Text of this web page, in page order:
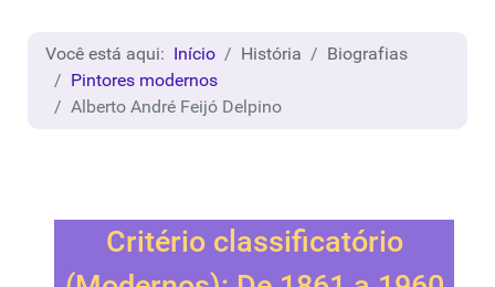
Você está aqui: Início História
Biografias
Pintores modernos
Alberto André Feijó Delpino
Critério classificatório